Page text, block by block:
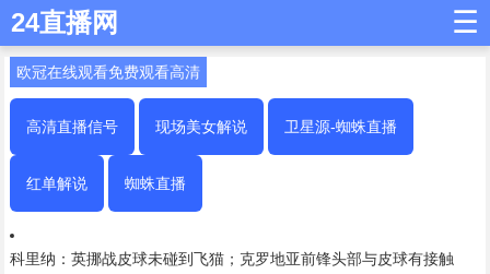
24直播网 ☰
欧冠在线观看免费观看高清
高清直播信号 现场美女解说 卫星源-蜘蛛直播
红单解说 蜘蛛直播
科里纳：英挪战皮球未碰到飞猫；克罗地亚前锋头部与皮球有接触